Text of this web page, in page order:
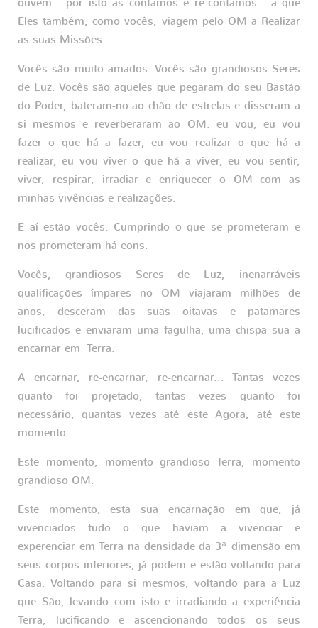
Eles também, como vocês, viagem pelo OM a Realizar
as suas Missões.
Vocês são muito amados. Vocês são grandiosos Seres
de Luz. Vocês são aqueles que pegaram do seu Bastão
do Poder, bateram-no ao chão de estrelas e disseram a
si mesmos e reverberaram ao OM: eu vou, eu vou
fazer o que há a fazer, eu vou realizar o que há a
realizar, eu vou viver o que há a viver, eu vou sentir,
viver, respirar, irradiar e enriquecer o OM com as
minhas vivências e realizações.
E aí estão vocês. Cumprindo o que se prometeram e
nos prometeram há eons.
Vocês, grandiosos Seres de Luz, inenarráveis
qualificações ímpares no OM viajaram milhões de
anos, desceram das suas oitavas e patamares
lucificados e enviaram uma fagulha, uma chispa sua a
encarnar em Terra.
A encarnar, re-encarnar, re-encarnar... Tantas vezes
quanto foi projetado, tantas vezes quanto foi
necessário, quantas vezes até este Agora, até este
momento...
Este momento, momento grandioso Terra, momento
grandioso OM.
Este momento, esta sua encarnação em que, já
vivenciados tudo o que haviam a vivenciar e
experenciar em Terra na densidade da 3ª dimensão em
seus corpos inferiores, já podem e estão voltando para
Casa. Voltando para si mesmos, voltando para a Luz
que São, levando com isto e irradiando a experiência
Terra, lucificando e ascencionando todos os seus